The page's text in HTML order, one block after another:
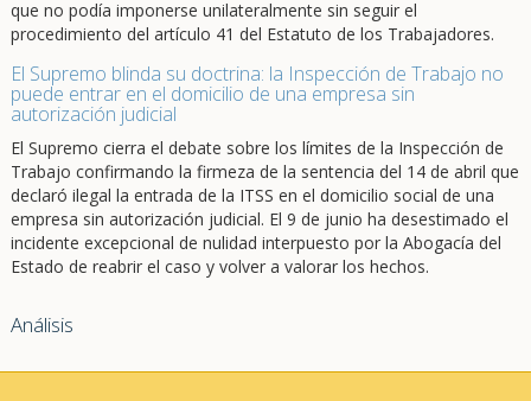
que no podía imponerse unilateralmente sin seguir el
procedimiento del artículo 41 del Estatuto de los Trabajadores.
El Supremo blinda su doctrina: la Inspección de Trabajo no
puede entrar en el domicilio de una empresa sin
autorización judicial
El Supremo cierra el debate sobre los límites de la Inspección de
Trabajo confirmando la firmeza de la sentencia del 14 de abril que
declaró ilegal la entrada de la ITSS en el domicilio social de una
empresa sin autorización judicial. El 9 de junio ha desestimado el
incidente excepcional de nulidad interpuesto por la Abogacía del
Estado de reabrir el caso y volver a valorar los hechos.
Análisis